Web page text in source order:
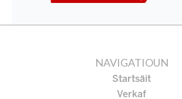
NAVIGATIOUN
Startsäit
Verkaf